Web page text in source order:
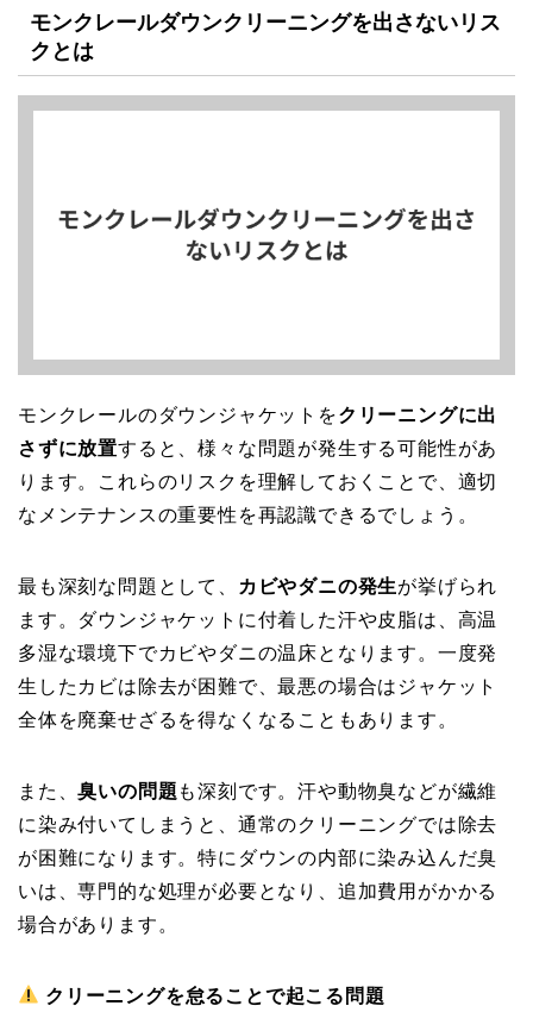
モンクレールダウンクリーニングを出さないリス
クとは
モンクレールのダウンジャケットをクリーニングに出
さずに放置すると、様々な問題が発生する可能性があ
ります。これらのリスクを理解しておくことで、適切
なメンテナンスの重要性を再認識できるでしょう。
最も深刻な問題として、 カビやダニの発生が挙げられ
ます。ダウンジャケットに付着した汗や皮脂は、高温
多湿な環境下でカビやダニの温床となります。一度発
生したカビは除去が困難で、最悪の場合はジャケット
全体を廃棄せざるを得なくなることもあります。
また、臭いの問題 も深刻です。汗や動物臭などが繊維
に染み付いてしまうと、通常のクリーニングでは除去
が困難になります。特にダウンの内部に染み込んだ臭
いは、専門的な処理が必要となり、追加費用がかかる
場合があります。
クリーニングを怠ることで起こる問題